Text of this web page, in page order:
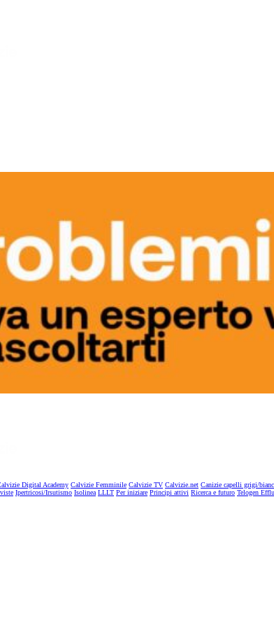
Digital Academy Calvizie Femminile Calvizie TV Calvizie.net Canizie capelli grigi/
Ipertricosi/Irsutismo Isolinea LLLT Per iniziare Principi attivi Ricerca e futuro Telogen